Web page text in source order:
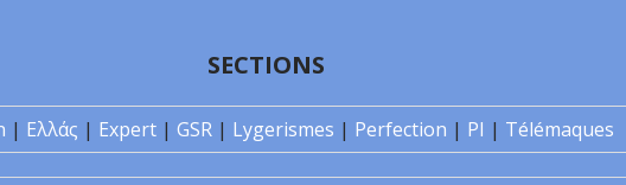
SECTIONS
| Ελλάς | Expert | GSR | Lygerismes | Perfection | PI | Télémaques